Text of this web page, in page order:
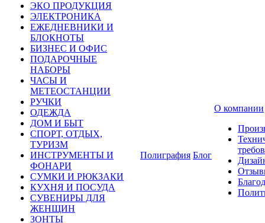
ЭКО ПРОДУКЦИЯ
ЭЛЕКТРОНИКА
ЕЖЕДНЕВНИКИ И
БЛОКНОТЫ
БИЗНЕС И ОФИС
ПОДАРОЧНЫЕ
НАБОРЫ
ЧАСЫ И
МЕТЕОСТАНЦИИ
РУЧКИ
ОДЕЖДА
ДОМ И БЫТ
СПОРТ, ОТДЫХ,
ТУРИЗМ
ИНСТРУМЕНТЫ И
ФОНАРИ
СУМКИ И РЮКЗАКИ
КУХНЯ И ПОСУДА
СУВЕНИРЫ ДЛЯ
ЖЕНЩИН
ЗОНТЫ
Полиграфия Блог
О компании